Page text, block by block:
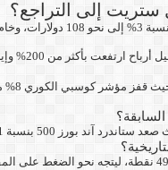
إلى التراجع؟
إلى 25 سنتًا للسهم، ما عزز زخم قطاع الرقائق الإلكترونية.
في جلسة الخميس بسبب ارتفاع النفط والعوائد.